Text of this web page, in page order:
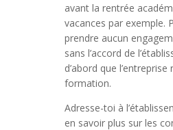
avant la rentrée
vacances par exemple.
prendre aucun
sans l’accord de
d’abord que
formation.
Adresse-toi à
en savoir plus sur les